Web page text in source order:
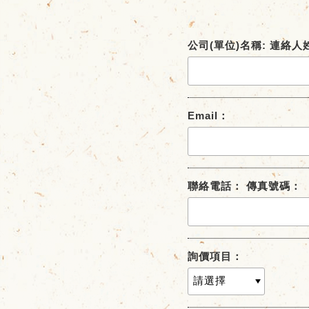
公司(單位)名稱: 連絡人
Email：
聯絡電話： 傳真號碼：
詢價項目：